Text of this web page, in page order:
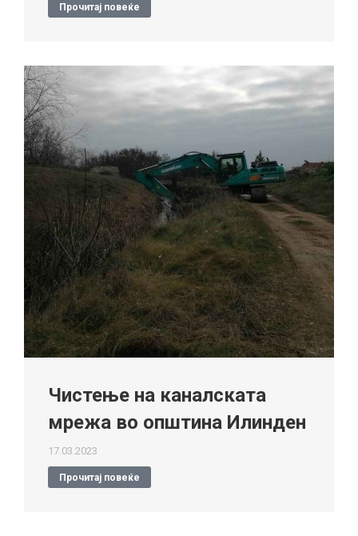
Прочитај повеќе
Чистење на каналската
мрежа во општина Илинден
17.03.2023
Прочитај повеќе